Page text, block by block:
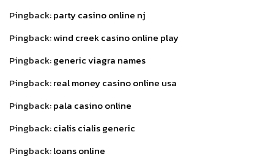
Pingback:party casino online nj
Pingback:wind creek casino online play
Pingback:generic viagra names
Pingback:real money casino online usa
Pingback:pala casino online
Pingback:cialis cialis generic
Pingback:loans online